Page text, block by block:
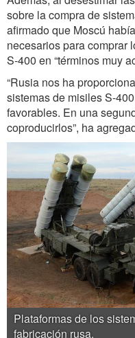
sobre la compra de
afirmado que Moscú
necesarios para comprar
S-400 en “términos muy
“Rusia nos ha
sistemas de misiles S-
favorables. En una
coproducirlos”, ha
Plataformas de los
fabricación rusa.